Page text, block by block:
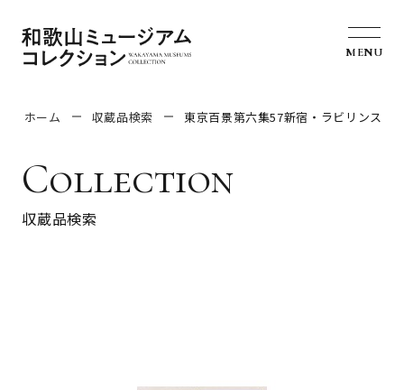
MENU
ホーム 収蔵品検索 東京百景第六集57新宿・ラビリンス
Collection
収蔵品検索